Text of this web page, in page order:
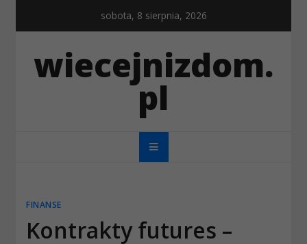
sobota, 8 sierpnia, 2026
wiecejnizdom.
pl
FINANSE
Kontrakty futures –